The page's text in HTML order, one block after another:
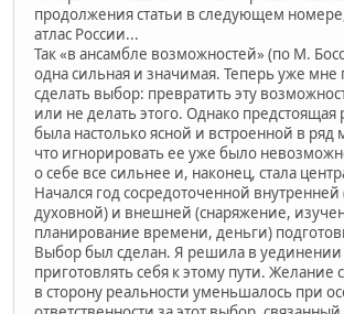
продолжения статьи в следующем
атлас России...
Так «в ансамбле возможностей» (по М.
одна сильная и значимая. Теперь уже мне
сделать выбор: превратить эту
или не делать этого. Однако предстоящая
была настолько ясной и встроенной в ряд
что игнорировать ее уже было
о себе все сильнее и, наконец, стала
Начался год сосредоточенной
духовной) и внешней (снаряжение,
планирование времени, деньги)
Выбор был сделан. Я решила в
приготовлять себя к этому пути.
в сторону реальности уменьшалось при